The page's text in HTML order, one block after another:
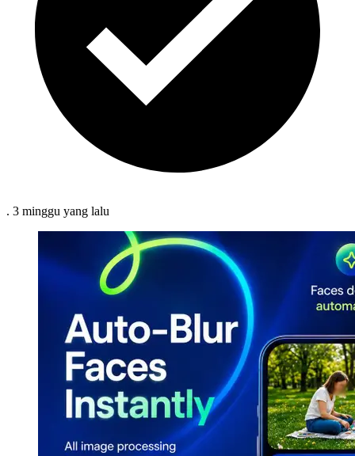
. 3 minggu yang lalu